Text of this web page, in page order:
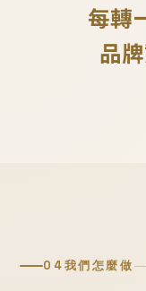
每轉
品
04我們怎麼做